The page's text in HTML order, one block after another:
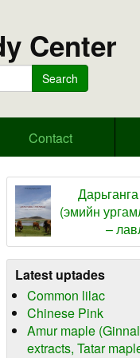
Center
Search
Contact
(эмийн
–
Latest uptades
Common lilac
Chinese Pink
Amur maple
extracts, Tatar